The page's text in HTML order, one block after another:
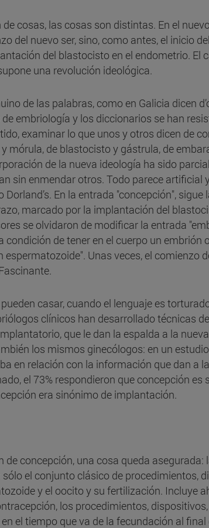
de cosas, las cosas son distintas. En el
del nuevo ser, sino, como antes, el inicio
del blastocisto en el endometrio. El
una revolución ideológica.
de las palabras, como en Galicia dicen
embriología y los diccionarios se han
examinar lo que unos y otros dicen de
mórula, de blastocisto y gástrula, de
de la nueva ideología ha sido
sin enmendar otros. Todo parece artificial
En la entrada "concepción",
marcado por la implantación del
se olvidaron de modificar la entrada
condición de tener en el cuerpo un embrión
espermatozoide". Unas veces, el comienzo
casar, cuando el lenguaje es
clínicos han desarrollado técnicas
que le dan la espalda a la
los mismos ginecólogos: en un
en relación con la información que dan a
el 73% respondieron que concepción es
era sinónimo de implantación.
de concepción, una cosa queda
el conjunto clásico de procedimientos,
y el oocito y su fertilización. Incluye
los procedimientos,
el tiempo que va de la fecundación al